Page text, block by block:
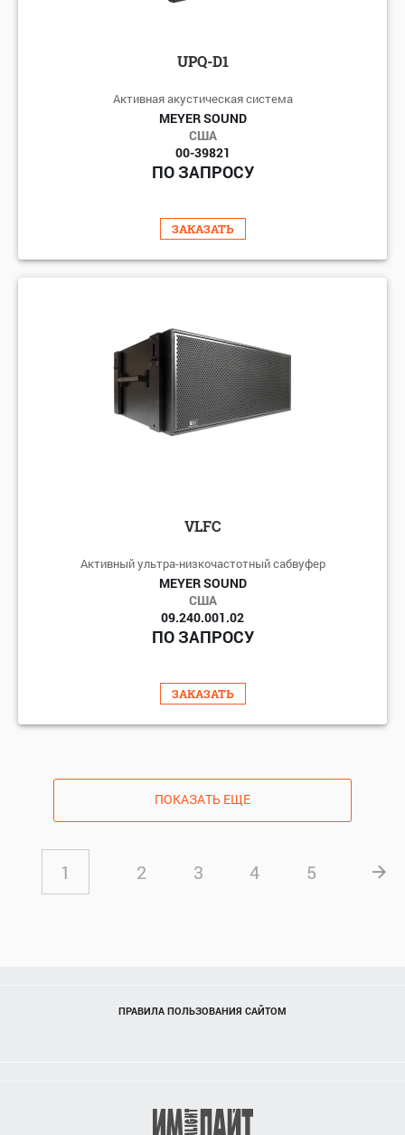
UPQ-D1
Активная акустическая система
MEYER SOUND
США
00-39821
ПО ЗАПРОСУ
ЗАКАЗАТЬ
VLFC
Активный ультра-низкочастотный сабвуфер
MEYER SOUND
США
09.240.001.02
ПО ЗАПРОСУ
ЗАКАЗАТЬ
ПОКАЗАТЬ ЕЩЕ
1 2 3 4 5
ПРАВИЛА ПОЛЬЗОВАНИЯ САЙТОМ